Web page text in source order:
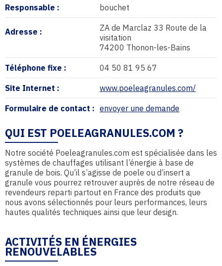
Responsable : bouchet
Adresse :
ZA de Marclaz 33 Route de la
visitation
74200 Thonon-les-Bains
Téléphone fixe : 04 50 81 95 67
Site Internet : www.poeleagranules.com/
Formulaire de contact : envoyer une demande
QUI EST POELEAGRANULES.COM ?
Notre société Poeleagranules.com est spécialisée dans les
systèmes de chauffages utilisant l’énergie à base de
granule de bois. Qu’il s’agisse de poele ou d’insert a
granule vous pourrez retrouver auprès de notre réseau de
revendeurs reparti partout en France des produits que
nous avons sélectionnés pour leurs performances, leurs
hautes qualités techniques ainsi que leur design.
ACTIVITÉS EN ÉNERGIES
RENOUVELABLES